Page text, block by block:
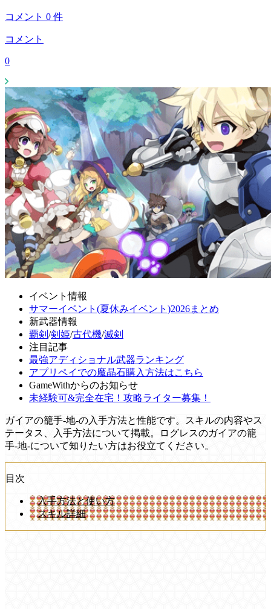
コメント 0 件
コメント
0
イベント情報
サマーイベント(夏休みイベント)2026まとめ
新武器情報
覇剣 /剣姫/古代機/滅剣
注目記事
最強アディショナル武器ランキング
アプリペイでの魔晶石購入方法はこちら
GameWithからのお知らせ
未経験可&完全在宅！攻略ライター募集！
ガイアの籠手-地-の入手方法と性能です。スキルの内容やス
テータス、入手方法について掲載。ログレスのガイアの籠
手-地-について知りたい方はお役立てください。
目次
入手方法と使い方
スキル詳細